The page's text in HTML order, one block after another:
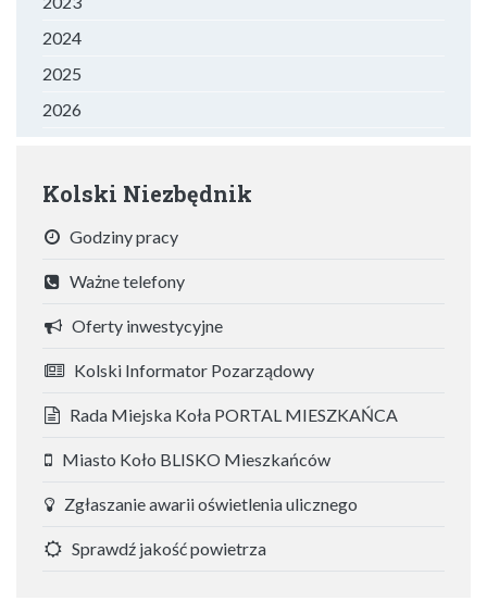
2024
2025
2026
Kolski Niezbędnik
Godziny pracy
Ważne telefony
Oferty inwestycyjne
Kolski Informator Pozarządowy
Rada Miejska Koła PORTAL MIESZKAŃCA
Miasto Koło BLISKO Mieszkańców
Zgłaszanie awarii oświetlenia ulicznego
Sprawdź jakość powietrza